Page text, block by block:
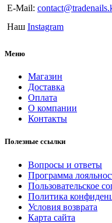
E-Mail:
Наш Instagram
Меню
Магазин
Доставка
Оплата
О компании
Контакты
Полезные ссылки
Вопросы и ответы
Программа
Пользовательское
Политика
Условия возврата
Карта сайта